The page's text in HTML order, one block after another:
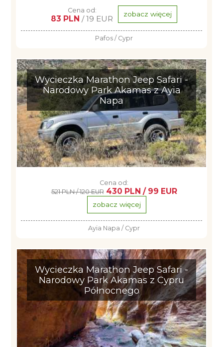
Cena od:
83 PLN / 19 EUR zobacz więcej
Pafos / Cypr
Wycieczka Marathon Jeep Safari -
Narodowy Park Akamas z Ayia
Napa
Cena od:
521 PLN / 120 EUR 430 PLN / 99 EUR
zobacz więcej
Ayia Napa / Cypr
Wycieczka Marathon Jeep Safari -
Narodowy Park Akamas z Cypru
Północnego